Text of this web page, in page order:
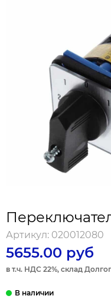
Артикул: 020012080
5655.00 руб
в т.ч. НДС 22%, склад